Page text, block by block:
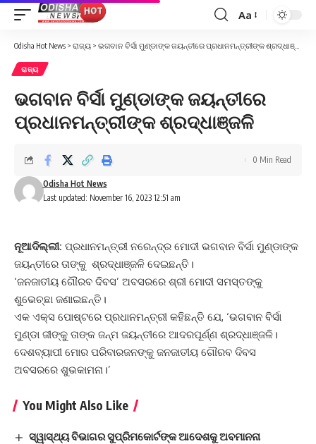
Font
Resizer
Aa
Odisha Hot News > ରାଜ୍ୟ > ଭଗବାନ ବିର୍ସା ମୁଣ୍ଡାଙ୍କ ଜୟନ୍ତୀରେ ପ୍ରଧାନମନ୍ତ୍ରୀଙ୍କ ଶ୍ରଦ୍ଧାଞ୍ଜଳି
ରାଜ୍ୟ
ଭଗବାନ ବିର୍ସା ମୁଣ୍ଡାଙ୍କ ଜୟନ୍ତୀରେ
ପ୍ରଧାନମନ୍ତ୍ରୀଙ୍କ ଶ୍ରଦ୍ଧାଞ୍ଜଳି
Last updated: November 16, 2023 12:51 am
Odisha Hot News
0 Min Read
ନୂଆଦିଲ୍ଲୀ: ପ୍ରଧାନମନ୍ତ୍ରୀ ନରେନ୍ଦ୍ର ମୋଦୀ ଭଗବାନ ବିର୍ସା ମୁଣ୍ଡାଙ୍କ
ଜୟନ୍ତୀରେ ତାଙ୍କୁ ଶ୍ରଦ୍ଧାଞ୍ଜଳି ଦେଇଛନ୍ତି।
‘ଜନଜାତୀୟ ଗୌରବ ଦିବସ’ ଅବସରରେ ଶ୍ରୀ ମୋଦୀ ସମସ୍ତଙ୍କୁ
ଶୁଭେଚ୍ଛା ଜଣାଇଛନ୍ତି।
ଏକ ଏକ୍ସ ପୋଷ୍ଟରେ ପ୍ରଧାନମନ୍ତ୍ରୀ କହିଛନ୍ତି ଯେ, ‘ଭଗବାନ ବିର୍ସା
ମୁଣ୍ଡା ଜୀଙ୍କୁ ତାଙ୍କ ଜନ୍ମ ଜୟନ୍ତୀରେ ଆଦରପୂର୍ଣ୍ଣ ଶ୍ରଦ୍ଧାଞ୍ଜଳି।
ଦେଶବ୍ୟାପୀ ମୋର ପରିବାରଜନଙ୍କୁ ଜନଜାତୀୟ ଗୌରବ ଦିବସ
ଅବସରରେ ଶୁଭକାମନା।’
You Might Also Like
ସ୍ୱାସ୍ଥ୍ୟ ବିଭାଗର ସୁପ୍ରିମକୋର୍ଟଙ୍କ ଆଦେଶକୁ ଅବମାନନା